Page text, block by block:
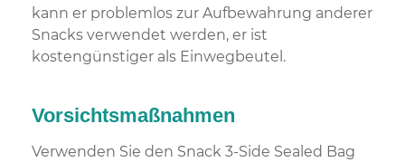
kann er problemlos zur Aufbewahrung anderer
Snacks verwendet werden, er ist
kostengünstiger als Einwegbeutel.
Vorsichtsmaßnahmen
Verwenden Sie den Snack 3-Side Sealed Bag